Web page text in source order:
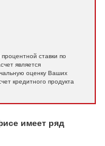
ставки по
является
оценку Ваших
кредитного продукта
имеет ряд